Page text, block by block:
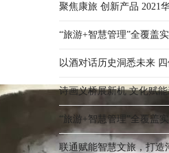
深度发展
聚焦康旅 创新产品 2021
游节云南区域正式启动
“旅游+智慧管理”全覆盖
有序发展
以酒对话历史洞悉未来
为国窖1573联合创作科幻
诗画义桥展新机 文化赋能
“旅游+智慧管理”全覆盖
有序发展
联通赋能智慧文旅，打造